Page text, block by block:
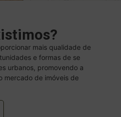
mais qualidade de
e formas de se
urbanos, promovendo a
mercado de imóveis de